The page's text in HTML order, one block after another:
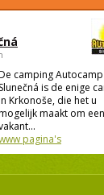
camping Autocamp
Slunečná is de enige
Krkonoše, die het u
maakt om een
pagina's